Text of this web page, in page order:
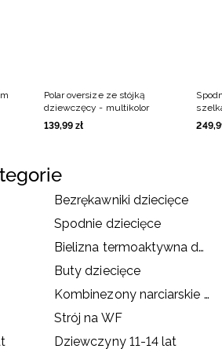
Polar oversize ze stójką
dziewczęcy - multikolor
139,99 zł 249,
Bezrękawniki dziecięce
Spodnie dziecięce
Bielizna termoaktywna dziecięca
Buty dziecięce
Kombinezony narciarskie dziecięce
Strój na WF
Dziewczyny 11-14 lat